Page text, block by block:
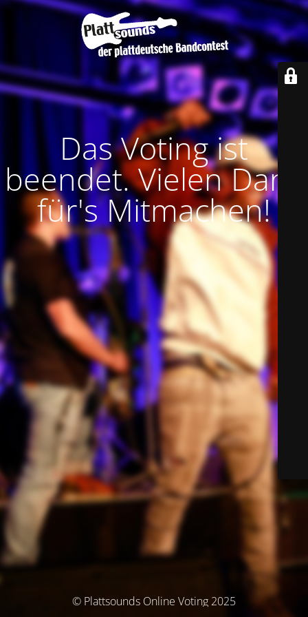
Das Voting ist
beendet. Vielen Dank
für's Mitmachen!
© Plattsounds Online Voting 2025